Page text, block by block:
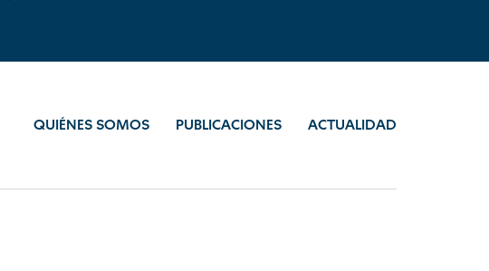
QUIÉNES SOMOS PUBLICACIONES ACTUALIDAD